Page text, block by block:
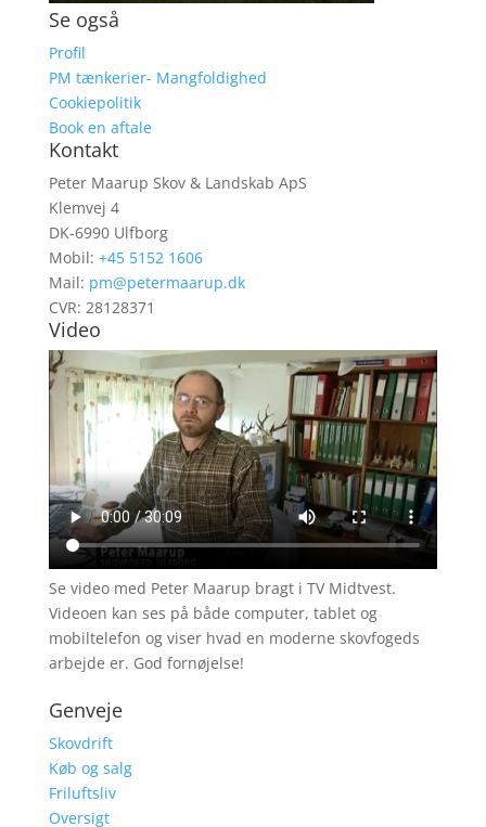
Se også
Profil
PM tænkerier- Mangfoldighed
Cookiepolitik
Book en aftale
Kontakt
Peter Maarup Skov & Landskab ApS
Klemvej 4
DK-6990 Ulfborg
Mobil: +45 5152 1606
Mail: pm@petermaarup.dk
CVR: 28128371
Video
Se video med Peter Maarup bragt i TV Midtvest.
Videoen kan ses på både computer, tablet og
mobiltelefon og viser hvad en moderne skovfogeds
arbejde er. God fornøjelse!
Genveje
Skovdrift
Køb og salg
Friluftsliv
Oversigt